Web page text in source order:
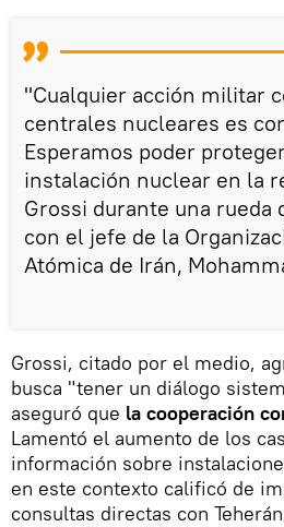
"Cualquier acción militar
centrales nucleares es
Esperamos poder
instalación nuclear en la
Grossi durante una rueda
con el jefe de la
Atómica de Irán,
Grossi, citado por el medio,
busca "tener un diálogo
aseguró que la cooperación
Lamentó el aumento de los
información sobre
en este contexto calificó de
consultas directas con